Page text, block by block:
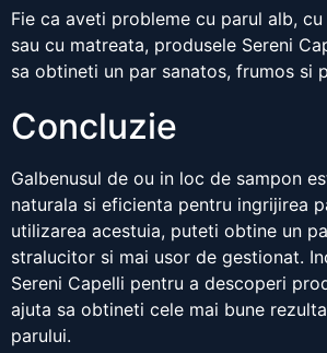
Fie ca aveti probleme cu parul alb,
sau cu matreata, produsele Sereni
sa obtineti un par sanatos, frumos si
Concluzie
Galbenusul de ou in loc de sampon
naturala si eficienta pentru ingrijirea
utilizarea acestuia, puteti obtine un
stralucitor si mai usor de gestionat.
Sereni Capelli pentru a descoperi
ajuta sa obtineti cele mai bune
parului.